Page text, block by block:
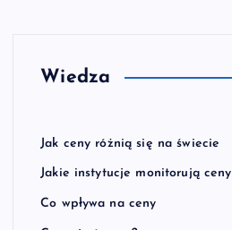
Wiedza
Jak ceny różnią się na świecie
Jakie instytucje monitorują ceny
Co wpływa na ceny